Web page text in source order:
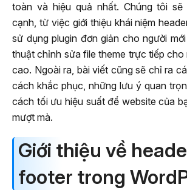
toàn và hiệu quả nhất. Chúng tôi
cạnh, từ việc giới thiệu khái niệm
sử dụng plugin đơn giản cho người
thuật chỉnh sửa file theme trực tiếp cho
cao. Ngoài ra, bài viết cũng sẽ chỉ ra
cách khắc phục, những lưu ý quan
cách tối ưu hiệu suất để website của
mượt mà.
Giới thiệu về
footer trong